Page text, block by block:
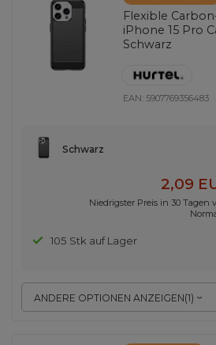
Flexible
iPhone 15 Pro
Schwarz
EAN: 5907769356483
ANDERE OPTIONEN ANZEIGEN(1)
Schwarz
2,09
Niedrigster Preis in 30 Tagen
105 Stk auf Lager